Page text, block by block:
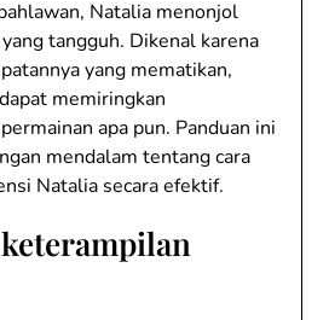
Natalia menonjol
tangguh. Dikenal karena
yang mematikan,
memiringkan
apa pun. Panduan ini
mendalam tentang cara
Natalia secara efektif.